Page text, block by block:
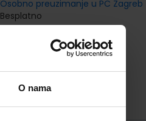
O nama
Osobno preuzimanje u PC Zagreb
Besplatno